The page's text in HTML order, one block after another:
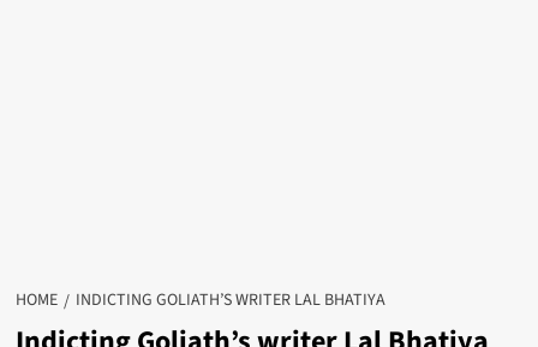
HOME INDICTING GOLIATH’S WRITER LAL BHATIYA